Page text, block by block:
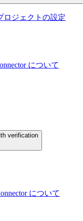
ロジェクトの設定
について
verification
について